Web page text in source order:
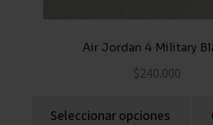
Air Jordan 4 Military
$240.000
Seleccionar opciones